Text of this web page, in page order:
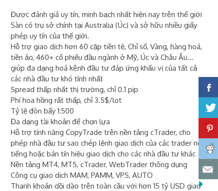
Được đánh giá uy tín, minh bạch nhất hiện nay trên thế giới
Sàn có trụ sở chính tại Australia (Úc) và sở hữu nhiều giấy
phép uy tín của thế giới.
Hỗ trợ giao dịch hơn 60 cặp tiền tệ, Chỉ số, Vàng, hàng hoá,
tiền ảo, 460+ cổ phiếu đầu ngành ở Mỹ, Úc và Châu Âu...
giúp đa dạng hoá kênh đầu tư đáp ứng khẩu vị của tất cả
các nhà đầu tư khó tính nhất
Spread thấp nhất thị trường, chỉ 0.1 pip
Phí hoa hồng rất thấp, chỉ 3.5$/lot
Tỷ lệ đòn bẩy 1:500
Đa dạng tài khoản để chọn lựa
Hỗ trợ tính năng CopyTrade trên nền tảng cTrader, cho
phép nhà đầu tư sao chép lệnh giao dịch của các trader nổi
tiếng hoặc bán tín hiệu giao dịch cho các nhà đầu tư khác
Nền tảng MT4, MT5, cTrader, WebTrader thông dụng
Công cụ giao dịch MAM, PAMM, VPS, AUTO
Thanh khoản dồi dào trên toàn cầu với hơn 15 tỷ USD giao